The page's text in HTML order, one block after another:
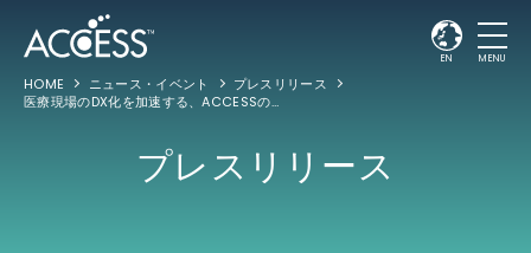
EN MENU
HOME ニュース・イベント
プレスリリース
医療現場のDX化を加速する、ACCESSの自動打刻「Linkit® 勤怠」がインフォコムの就業管理「CWS」とシステム連携
プレスリリース